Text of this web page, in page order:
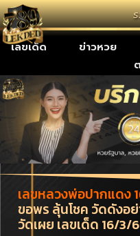
รว
เลขเด็ด ข่าวหวย
เลขหลวงพ่อปากแดง
ขอพร ลุ้นโชค วัดดังอ
วัดเผย เลขเด็ด 16/3/